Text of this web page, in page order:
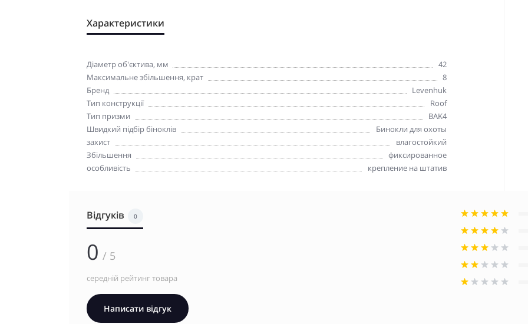
Характеристики
Діаметр об'єктива, мм
42
Максимальне збільшення, крат
8
Бренд
Levenhuk
Тип конструкції
Roof
Тип призми
BAK4
Швидкий підбір біноклів
Бинокли для охоты
захист
влагостойкий
Збільшення
фиксированное
особливість
крепление на штатив
Відгуків 0
0 / 5
середній рейтинг товара
Написати відгук